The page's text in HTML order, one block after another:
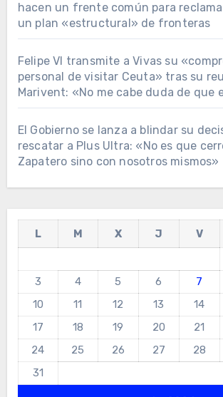
hacen un frente común para
un plan «estructural» de fronteras
Felipe VI transmite a Vivas su
personal de visitar Ceuta» tras su
Marivent: «No me cabe duda de que
El Gobierno se lanza a blindar su
rescatar a Plus Ultra: «No es que
Zapatero sino con nosotros mismos»
L M X J V
3
4 5 6 7
10
11 12 13 14
17
18 19 20 21
24
25 26 27 28
31